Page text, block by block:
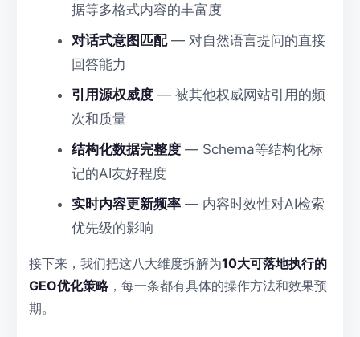
据等多格式内容的丰富度
对话式意图匹配— 对自然语言提问的直接
回答能力
引用源权威度— 被其他权威网站引用的频
次和质量
结构化数据完整度— Schema等结构化标
记的AI友好程度
实时内容更新频率— 内容时效性对AI检索
优先级的影响
接下来，我们把这八大维度拆解为10大可落地执行的
GEO优化策略，每一条都有具体的操作方法和效果预
期。